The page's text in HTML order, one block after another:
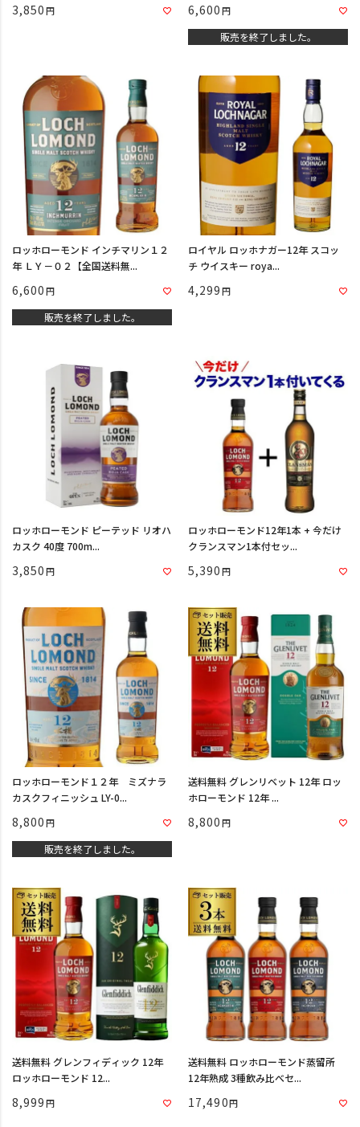
3,850 6,600
販売を終了しました。
ロッホローモンド インチマリン１２
年 ＬＹ－０２【全国送料無...
6,600
販売を終了しました。
ロイヤル ロッホナガー12年 スコッ
チ ウイスキー roya...
4,299
ロッホローモンド ピーテッド リオハ
カスク 40度 700m...
3,850
ロッホローモンド12年1本 + 今だけ
クランスマン1本付セッ...
5,390
ロッホローモンド１２年 ミズナラ
カスクフィニッシュ LY-0...
8,800
販売を終了しました。
送料無料 グレンリベット 12年 ロッ
ホローモンド 12年 ...
8,800
送料無料 グレンフィディック 12年
ロッホローモンド 12...
8,999
送料無料 ロッホローモンド蒸留所
12年熟成 3種飲み比べセ...
17,490